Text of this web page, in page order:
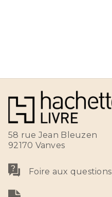
58 rue Jean Bleuzen
92170 Vanves
Foire aux questions